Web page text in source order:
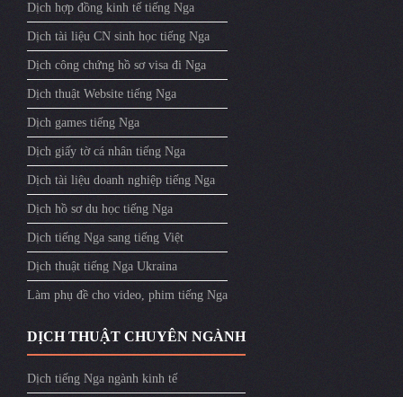
Dịch hợp đồng kinh tế tiếng Nga
Dịch tài liệu CN sinh học tiếng Nga
Dịch công chứng hồ sơ visa đi Nga
Dịch thuật Website tiếng Nga
Dịch games tiếng Nga
Dịch giấy tờ cá nhân tiếng Nga
Dịch tài liệu doanh nghiệp tiếng Nga
Dịch hồ sơ du học tiếng Nga
Dịch tiếng Nga sang tiếng Việt
Dịch thuật tiếng Nga Ukraina
Làm phụ đề cho video, phim tiếng Nga
DỊCH THUẬT CHUYÊN NGÀNH
Dịch tiếng Nga ngành kinh tế